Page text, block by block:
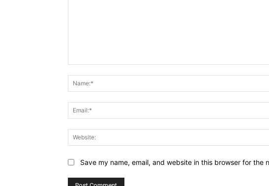
Save my name, email, and website in this browser for the